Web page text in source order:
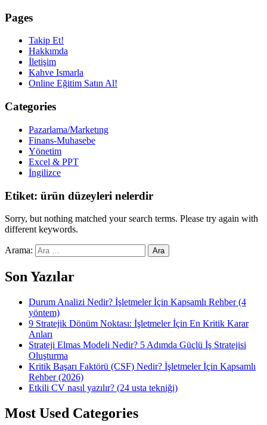
Pages
Takip Et!
Hakkımda
İletişim
Kahve Ismarla
Online Eğitim Satın Al!
Categories
Pazarlama/Marketıng
Finans-Muhasebe
Yönetim
Excel & PPT
İngilizce
Etiket: ürün düzeyleri nelerdir
Sorry, but nothing matched your search terms. Please try again with
different keywords.
Arama:
Son Yazılar
Durum Analizi Nedir? İşletmeler İçin Kapsamlı Rehber (4
yöntem)
9 Stratejik Dönüm Noktası: İşletmeler İçin En Kritik Karar
Anları
Strateji Elmas Modeli Nedir? 5 Adımda Güçlü İş Stratejisi
Oluşturma
Kritik Başarı Faktörü (CSF) Nedir? İşletmeler İçin Kapsamlı
Rehber (2026)
Etkili CV nasıl yazılır? (24 usta tekniği)
Most Used Categories